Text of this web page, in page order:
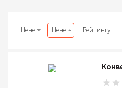
Цене Цене Рейтингу